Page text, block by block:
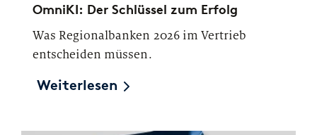
OmniKI: Der Schlüssel zum Erfolg
Was Regionalbanken 2026 im Vertrieb
entscheiden müssen.
Weiterlesen